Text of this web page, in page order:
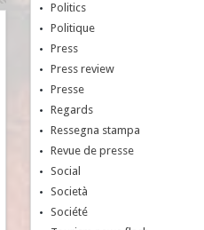
Politics
Politique
Press
Press review
Presse
Regards
Ressegna stampa
Revue de presse
Social
Società
Société